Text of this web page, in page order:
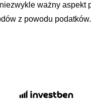
ważny
z powodu podatków.